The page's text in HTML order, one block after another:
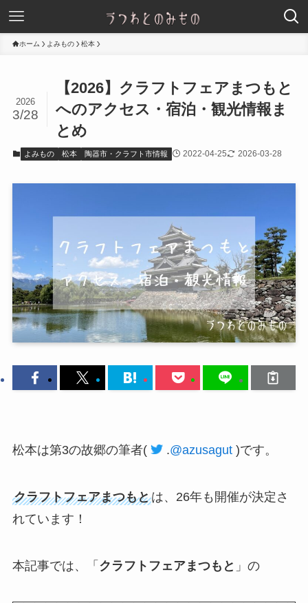
ホーム よみもの 松本
【2026】クラフトフェアまつもと
へのアクセス・宿泊・観光情報ま
とめ
2026
3/28
よみもの 松本 陶器市・クラフト市情報 2022-04-25 2026-03-28
松本は第3の故郷の筆者( .@azusagut)です。
クラフトフェアまつもとは、26年も開催が決定さ
れています！
本記事では、「 クラフトフェアまつもと 」の